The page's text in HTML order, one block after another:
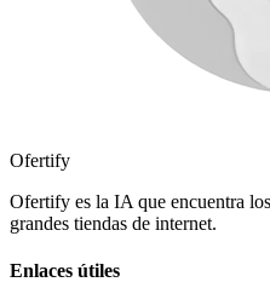
Ofertify
Ofertify es la IA que encuentra
grandes tiendas de internet.
Enlaces útiles